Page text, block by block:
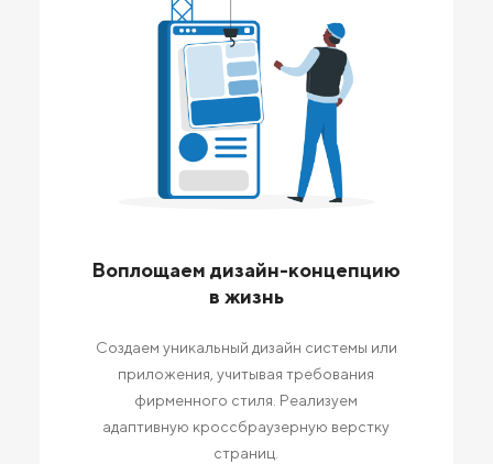
Воплощаем дизайн-концепцию
в жизнь
Создаем уникальный дизайн системы или
приложения, учитывая требования
фирменного стиля. Реализуем
адаптивную кроссбраузерную верстку
страниц.